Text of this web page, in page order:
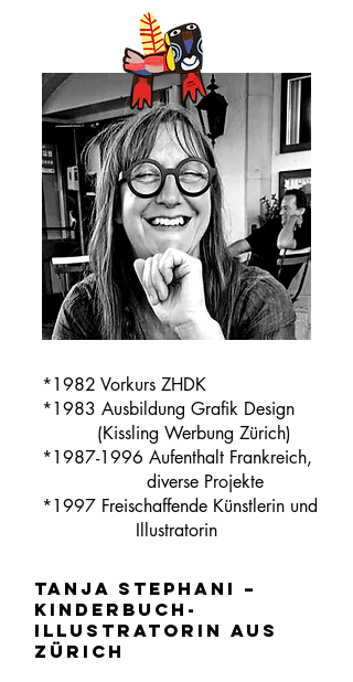
*1982 Vorkurs ZHDK
*1983 Ausbildung Grafik Design
(Kissling Werbung Zürich)
*1987-1996 Aufenthalt Frankreich,
diverse Projekte
*1997 Freischaffende Künstlerin und
Illustratorin
Tanja Stephani –
Kinderbuch-
Illustratorin aus
Zürich